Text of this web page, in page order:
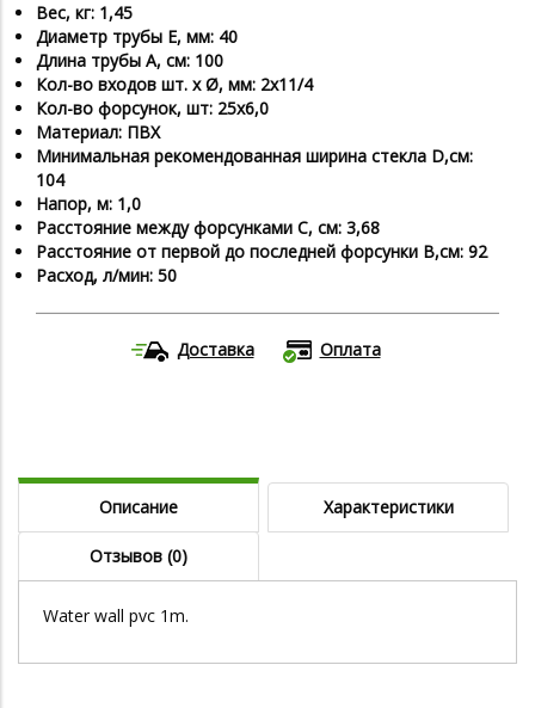
Вес, кг: 1,45
Диаметр трубы Е, мм: 40
Длина трубы А, см: 100
Кол-во входов шт. x Ø, мм: 2х11/4
Кол-во форсунок, шт: 25х6,0
Материал: ПВХ
Минимальная рекомендованная ширина стекла D,см:
104
Напор, м: 1,0
Расстояние между форсунками С, см: 3,68
Расстояние от первой до последней форсунки В,см: 92
Расход, л/мин: 50
Доставка Оплата
Описание Характеристики
Отзывов (0)
Water wall pvc 1m.